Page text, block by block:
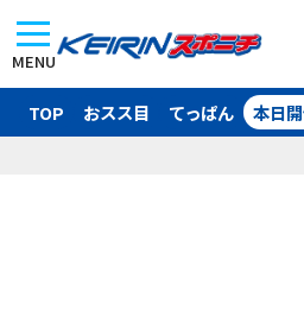
MENU
TOP おスス目 てっぱん 本日